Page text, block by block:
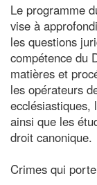
Le programme
vise à
les questions
compétence du
matières et
les opérateurs
ecclésiastiques,
ainsi que les
droit canonique.
Crimes qui